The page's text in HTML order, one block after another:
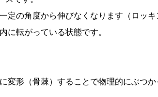
の角度から伸びなくなります（ロッキ
に転がっている状態です。
形（骨棘）することで物理的にぶつか